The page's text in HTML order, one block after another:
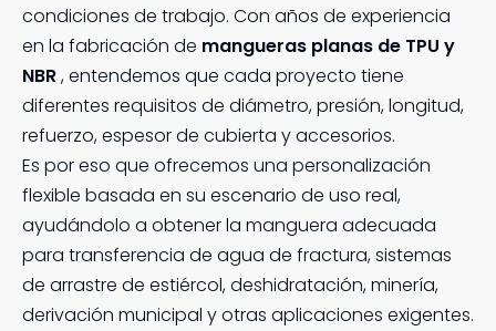
condiciones de trabajo. Con años de experiencia
en la fabricación de mangueras planas de TPU y
NBR, entendemos que cada proyecto tiene
diferentes requisitos de diámetro, presión, longitud,
refuerzo, espesor de cubierta y accesorios.
Es por eso que ofrecemos una personalización
flexible basada en su escenario de uso real,
ayudándolo a obtener la manguera adecuada
para transferencia de agua de fractura, sistemas
de arrastre de estiércol, deshidratación, minería,
derivación municipal y otras aplicaciones exigentes.